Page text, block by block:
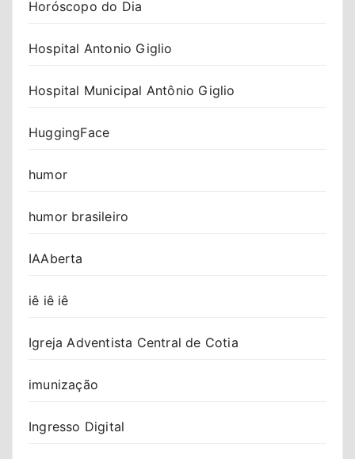
Horóscopo do Dia
Hospital Antonio Giglio
Hospital Municipal Antônio Giglio
HuggingFace
humor
humor brasileiro
IAAberta
iê iê iê
Igreja Adventista Central de Cotia
imunização
Ingresso Digital